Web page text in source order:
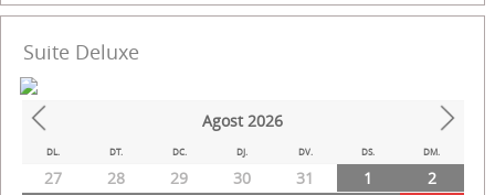
Suite Deluxe
Prev Next
Agost 2026
DL. DT. DC. DJ. DV. DS. DM.
27 28 29 30 31 1
2